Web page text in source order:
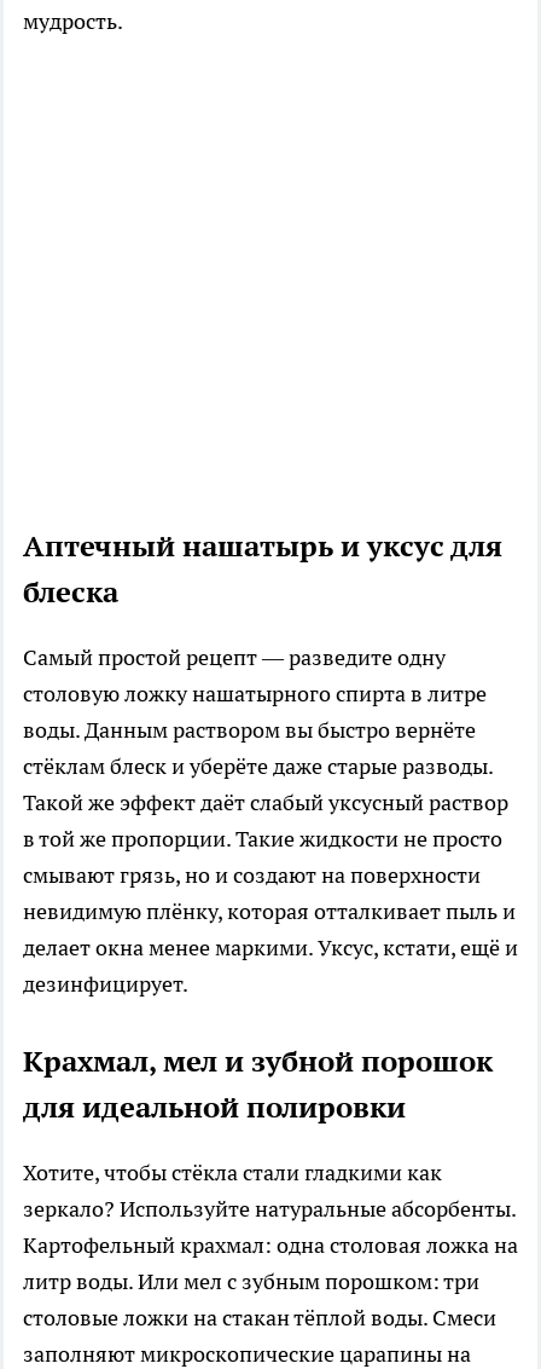
мудрость.
Аптечный нашатырь и уксус для
блеска
Самый простой рецепт — разведите одну
столовую ложку нашатырного спирта в литре
воды. Данным раствором вы быстро вернёте
стёклам блеск и уберёте даже старые разводы.
Такой же эффект даёт слабый уксусный раствор
в той же пропорции. Такие жидкости не просто
смывают грязь, но и создают на поверхности
невидимую плёнку, которая отталкивает пыль и
делает окна менее маркими. Уксус, кстати, ещё и
дезинфицирует.
Крахмал, мел и зубной порошок
для идеальной полировки
Хотите, чтобы стёкла стали гладкими как
зеркало? Используйте натуральные абсорбенты.
Картофельный крахмал: одна столовая ложка на
литр воды. Или мел с зубным порошком: три
столовые ложки на стакан тёплой воды. Смеси
заполняют микроскопические царапины на